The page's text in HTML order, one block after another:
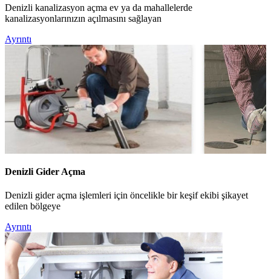
Denizli kanalizasyon açma ev ya da mahallelerde
kanalizasyonlarınızın açılmasını sağlayan
Ayrıntı
Denizli Gider Açma
Denizli gider açma işlemleri için öncelikle bir keşif ekibi şikayet
edilen bölgeye
Ayrıntı